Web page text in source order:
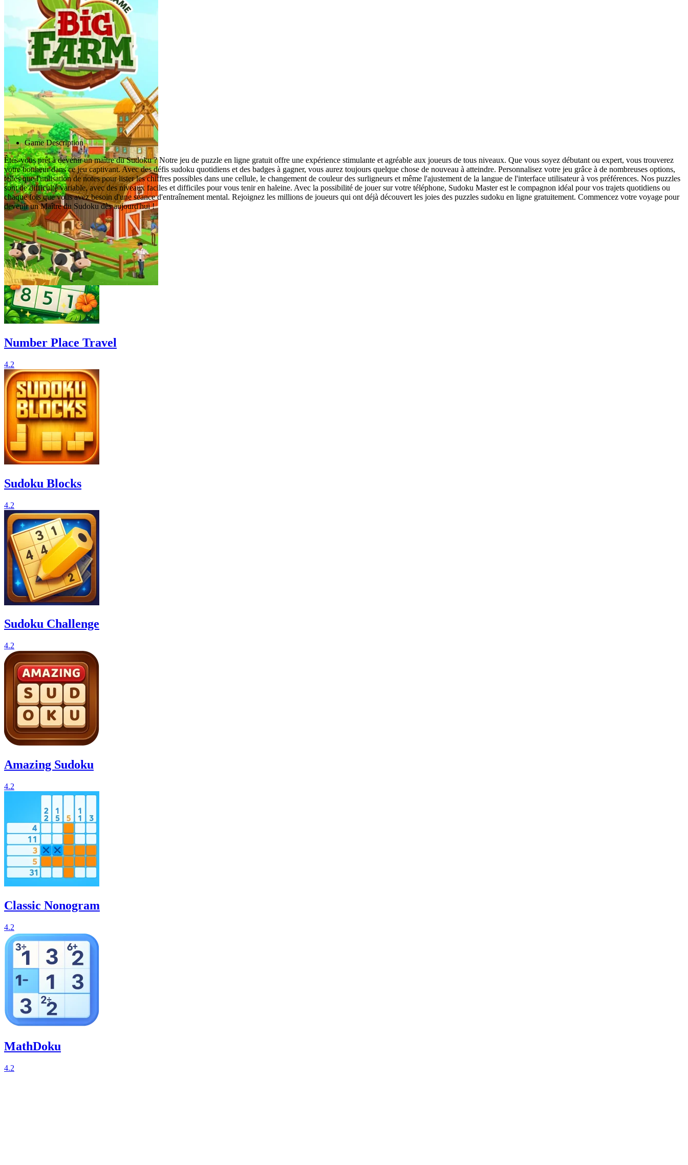
Advertisement
Game Description
Êtes-vous prêt à devenir un maître du Sudoku ? Notre jeu de puzzle en ligne gratuit offre une expérience stimulante et agréable aux joueurs de tous niveaux. Que vous soyez débutant ou expert, vous trouverez
votre bonheur dans ce jeu captivant. Avec des défis sudoku quotidiens et des badges à gagner, vous aurez toujours quelque chose de nouveau à atteindre. Personnalisez votre jeu grâce à de nombreuses options,
telles que l'utilisation de notes pour lister les chiffres possibles dans une cellule, le changement de couleur des surligneurs et même l'ajustement de la langue de l'interface utilisateur à vos préférences. Nos puzzles
sont de difficulté variable, avec des niveaux faciles et difficiles pour vous tenir en haleine. Avec la possibilité de jouer sur votre téléphone, Sudoku Master est le compagnon idéal pour vos trajets quotidiens ou
chaque fois que vous avez besoin d'une séance d'entraînement mental. Rejoignez les millions de joueurs qui ont déjà découvert les joies des puzzles sudoku en ligne gratuitement. Commencez votre voyage pour
devenir un Maître du Sudoku dès aujourd'hui !
Jeux associés
Number Place Travel
4.2
Sudoku Blocks
4.2
Sudoku Challenge
4.2
Amazing Sudoku
4.2
Classic Nonogram
4.2
MathDoku
4.2